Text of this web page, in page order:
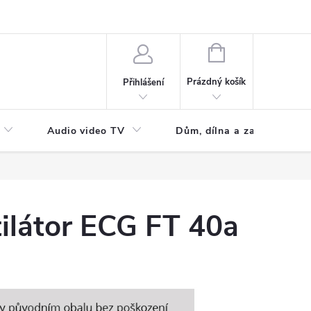
Přihlášení
NÁKUPNÍ
Prázdný košík
Audio video TV Dům, dílna a zahrada
ECG FT 40a